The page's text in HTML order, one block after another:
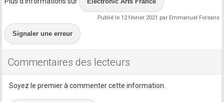
Publié le 12 février 2021 par Emmanuel Forsans
Signaler une erreur
Commentaires des lecteurs
Soyez le premier à commenter cette information.